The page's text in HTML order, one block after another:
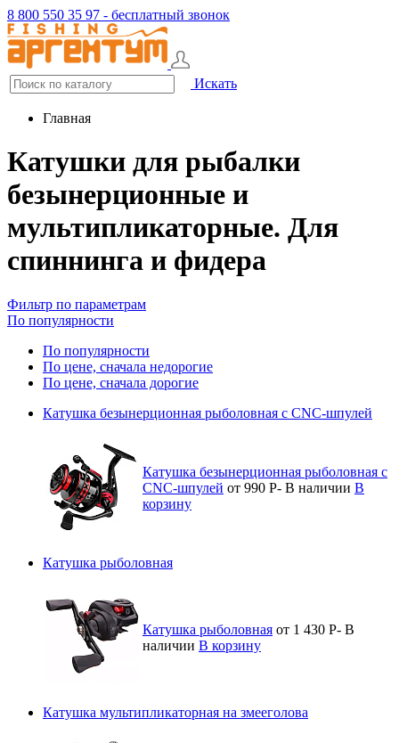
8 800 550 35 97 - бесплатный звонок
Искать
Главная
Катушки для рыбалки
безынерционные и
мультипликаторные. Для
спиннинга и фидера
Фильтр по параметрам
По популярности
По популярности
По цене, сначала недорогие
По цене, сначала дорогие
Катушка безынерционная рыболовная с CNC-шпулей
Катушка безынерционная рыболовная с
CNC-шпулей от 990 Р- В наличии В
корзину
Катушка рыболовная
Катушка рыболовная от 1 430 Р- В
наличии В корзину
Катушка мультипликаторная на змееголова